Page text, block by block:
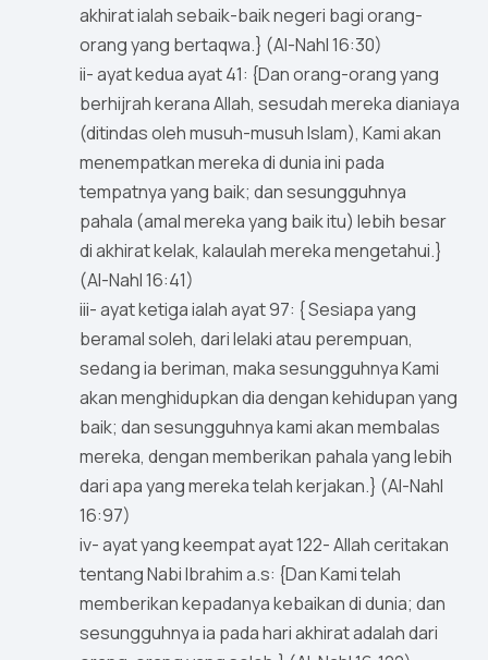
akhirat ialah sebaik-baik negeri bagi orang-
orang yang bertaqwa.} (Al-Nahl 16:30)
ii- ayat kedua ayat 41: {Dan orang-orang yang
berhijrah kerana Allah, sesudah mereka dianiaya
(ditindas oleh musuh-musuh Islam), Kami akan
menempatkan mereka di dunia ini pada
tempatnya yang baik; dan sesungguhnya
pahala (amal mereka yang baik itu) lebih besar
di akhirat kelak, kalaulah mereka mengetahui.}
(Al-Nahl 16:41)
iii- ayat ketiga ialah ayat 97: { Sesiapa yang
beramal soleh, dari lelaki atau perempuan,
sedang ia beriman, maka sesungguhnya Kami
akan menghidupkan dia dengan kehidupan yang
baik; dan sesungguhnya kami akan membalas
mereka, dengan memberikan pahala yang lebih
dari apa yang mereka telah kerjakan.} (Al-Nahl
16:97)
iv- ayat yang keempat ayat 122- Allah ceritakan
tentang Nabi Ibrahim a.s: {Dan Kami telah
memberikan kepadanya kebaikan di dunia; dan
sesungguhnya ia pada hari akhirat adalah dari